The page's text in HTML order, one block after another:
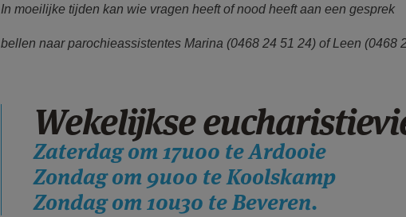
In moeilijke tijdenkan wie vragen heeft of nood heeft aan een gesprek
bellen naar parochieassistentes Marina (0468 24 51 24) of Leen (0468
Wekelijkse
Zaterdag om 17u00 te Ardooie
Zondag om 9u00 te Koolskamp
Zondag om 10u30 te Beveren.